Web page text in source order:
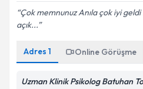
Çok memnunuz Anıla çok iyi
açık...
Adres 1 Online Görüşme
Uzman Klinik Psikolog Batuhan